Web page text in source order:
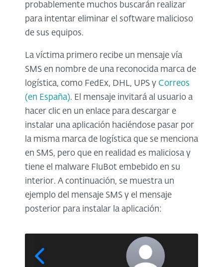
probablemente muchos buscarán realizar
para intentar eliminar el software malicioso
de sus equipos.
La víctima primero recibe un mensaje vía
SMS en nombre de una reconocida marca de
logística, como FedEx, DHL, UPS y Correos
(en España). El mensaje invitará al usuario a
hacer clic en un enlace para descargar e
instalar una aplicación haciéndose pasar por
la misma marca de logística que se menciona
en SMS, pero que en realidad es maliciosa y
tiene el malware FluBot embebido en su
interior. A continuación, se muestra un
ejemplo del mensaje SMS y el mensaje
posterior para instalar la aplicación: